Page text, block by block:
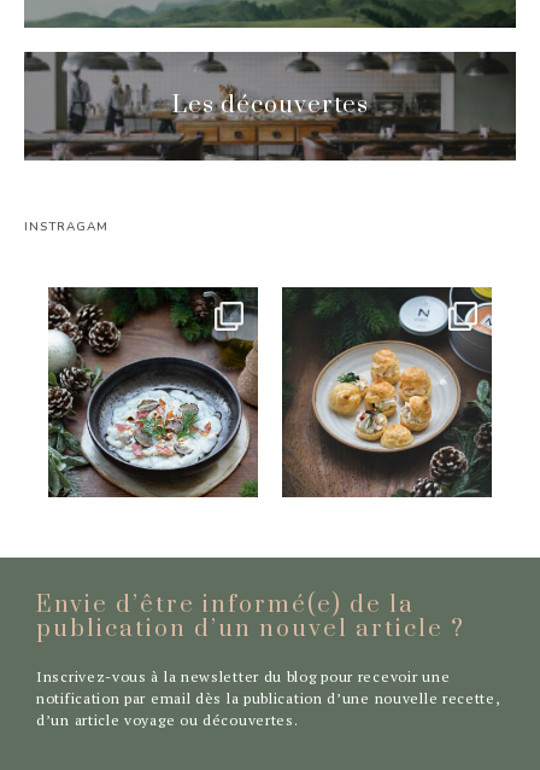
Les découvertes
INSTRAGAM
Envie d’être informé(e) de la
publication d’un nouvel article ?
Inscrivez-vous à la newsletter du blog pour recevoir une
notification par email dès la publication d’une nouvelle recette,
d’un article voyage ou découvertes.